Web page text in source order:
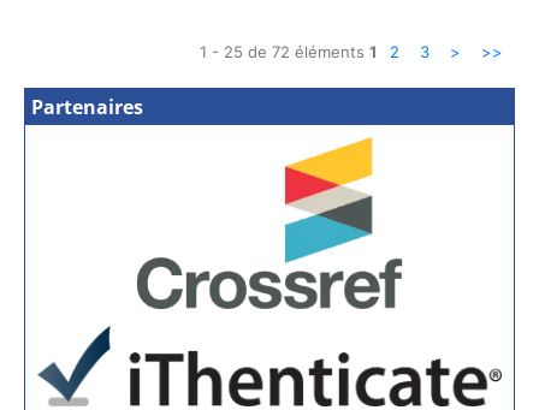
1 - 25 de 72 éléments1 2 3 > >>
Partenaires